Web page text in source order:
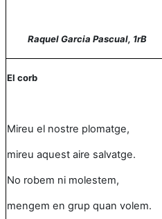
Raquel Garcia Pascual, 1rB
El corb
Mireu el nostre plomatge,
mireu aquest aire salvatge.
No robem ni molestem,
mengem en grup quan volem.